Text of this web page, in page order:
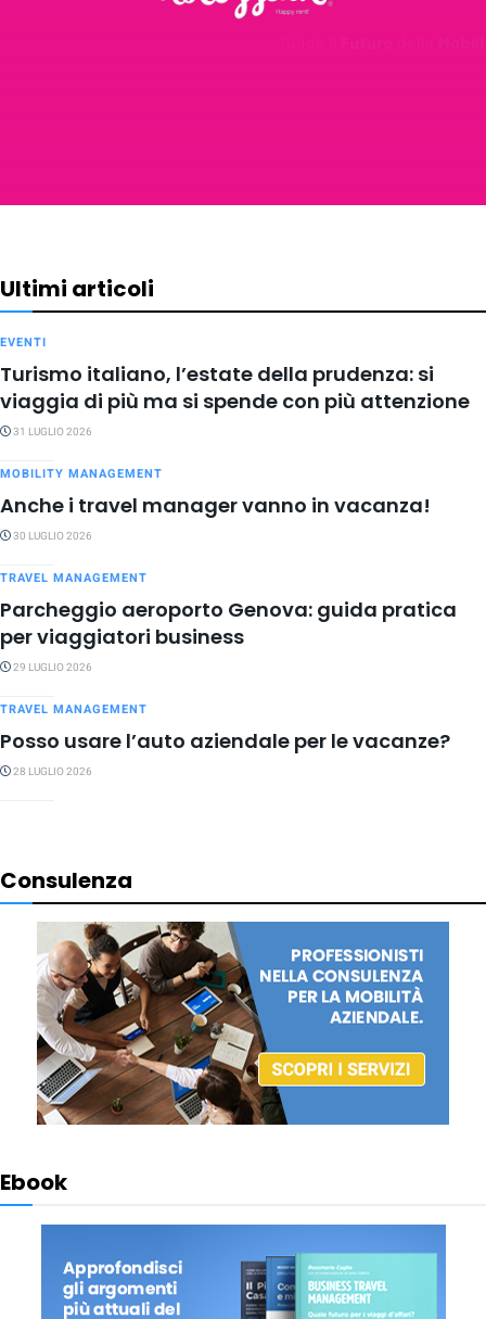
Ultimi articoli
EVENTI
Turismo italiano, l’estate della prudenza: si
viaggia di più ma si spende con più attenzione
31 LUGLIO 2026
MOBILITY MANAGEMENT
Anche i travel manager vanno in vacanza!
30 LUGLIO 2026
TRAVEL MANAGEMENT
Parcheggio aeroporto Genova: guida pratica
per viaggiatori business
29 LUGLIO 2026
TRAVEL MANAGEMENT
Posso usare l’auto aziendale per le vacanze?
28 LUGLIO 2026
Consulenza
Ebook